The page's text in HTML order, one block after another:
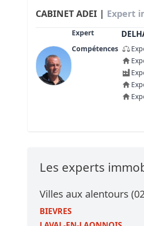
CABINET ADEI | Expert
Expert
Compétences
Les experts
Villes aux alentours
BIEVRES